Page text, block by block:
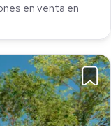
en venta en